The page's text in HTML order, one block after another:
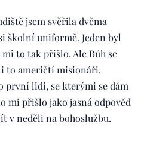
jsem svěřila dvěma
školní uniformě. Jeden byl
to tak přišlo. Ale Bůh se
to američtí misionáři.
první lidi, se kterými se dám
mi přišlo jako jasná odpověď
v neděli na bohoslužbu.